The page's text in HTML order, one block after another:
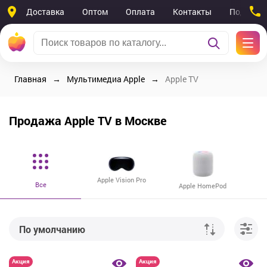
Доставка Оптом Оплата Контакты
Главная Мультимедиа Apple Apple TV
Продажа Apple TV в Москве
Все
Apple Vision Pro
Apple HomePod
По умолчанию
От дешевых к дорогим
Акция Акция